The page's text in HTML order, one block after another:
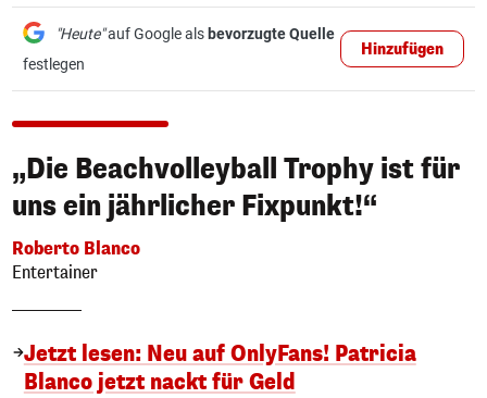
"Heute"auf Google als bevorzugte Quelle
festlegen
Hinzufügen
„Die Beachvolleyball Trophy ist für
uns ein jährlicher Fixpunkt!“
Roberto Blanco
Entertainer
Jetzt lesen: Neu auf OnlyFans! Patricia
Blanco jetzt nackt für Geld